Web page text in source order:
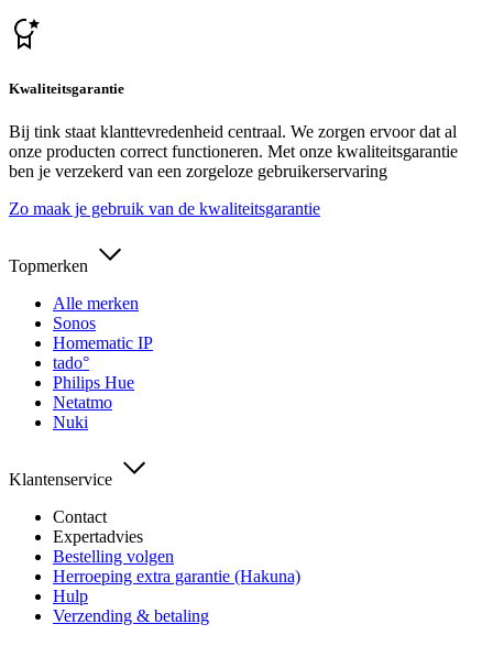
Kwaliteitsgarantie
Bij tink staat klanttevredenheid centraal. We zorgen ervoor dat al
onze producten correct functioneren. Met onze kwaliteitsgarantie
ben je verzekerd van een zorgeloze gebruikerservaring
Zo maak je gebruik van de kwaliteitsgarantie
Topmerken
Alle merken
Sonos
Homematic IP
tado°
Philips Hue
Netatmo
Nuki
Klantenservice
Contact
Expertadvies
Bestelling volgen
Herroeping extra garantie (Hakuna)
Hulp
Verzending & betaling